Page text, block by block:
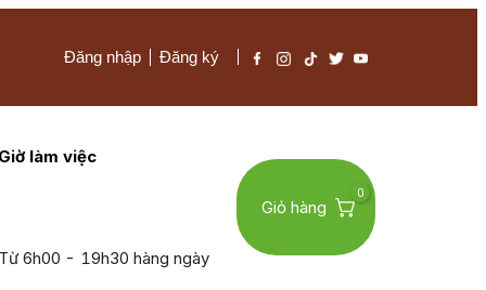
Đăng nhập Đăng ký
Giờ làm việc
Từ 6h00 - 19h30 hàng ngày
Giỏ hàng
0